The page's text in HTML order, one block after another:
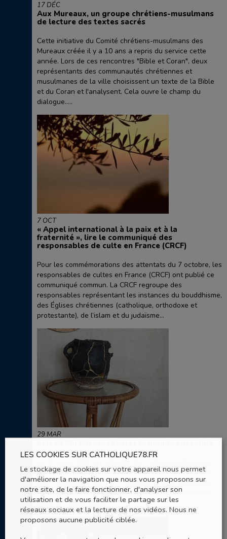
17 DÉC
Aux Mureaux, un groupe chrétiens-musulmans
de lecture des textes sacrés
Cette initiative du Comité chrétiens-musulmans des
Mureaux créée il y a 10 ans a repris du service cette
année. Lors de ces rencontres "Bible et Coran", deux
représentants des communautés chrétiennes et
musulmanes de la ville choisissent un texte de la Bible
et du Coran et l'analysent. Cela ouvre le champ du
dialogue.....
7 OCT
« Appel international à la paix et à la
fraternité », lire le communiqué des
responsables de culte en France (CRCF)
Pour les commémorations des attentats du 7 octobre, les
responsables de cultes en France (CRCF) ont publié ce
communiqué commun. La CRCF regroupe des
responsables représentant les instances du bouddhisme,
des Églises chrétiennes (catholique, orthodoxe et
protestante), de l’islam et du judaïsme...
29 MAR
Le 10 mars 2024, à l'initiative des communautés juives
des Yvelines et du service diocésain pour les relations
avec le judaïsme, Juifs et Chrétiens se sont rencontrés
au Chesnay-Rocquencourt pour réfléchir sur la notion
juive du Tikkun Olam...
LES COOKIES SUR CATHOLIQUE78.FR
Le stockage de cookies sur votre appareil nous permet
d'améliorer la navigation que nous vous proposons sur
notre site, de le faire fonctionner, d'analyser son
utilisation et de vous faciliter le partage sur les
réseaux sociaux et la lecture de nos vidéos. Nous ne
proposons aucune publicité ciblée.